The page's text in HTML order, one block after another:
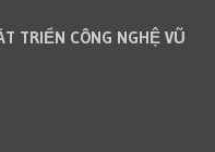
TRIỂN CÔNG NGHỆ VŨ